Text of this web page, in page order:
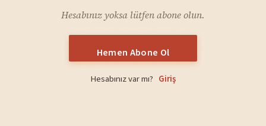
Hesabınız yoksa lütfen abone olun.
Hemen Abone Ol
Hesabınız var mı? Giriş